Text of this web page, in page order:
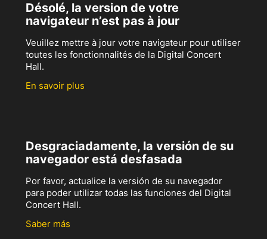
Désolé, la version de votre
navigateur n’est pas à jour
Veuillez mettre à jour votre navigateur pour utiliser
toutes les fonctionnalités de la Digital Concert
Hall.
En savoir plus
Desgraciadamente, la versión de su
navegador está desfasada
Por favor, actualice la versión de su navegador
para poder utilizar todas las funciones del Digital
Concert Hall.
Saber más